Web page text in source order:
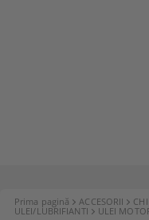
Prima pagină ACCESORII
ULEI/LUBRIFIANTI
ULEI